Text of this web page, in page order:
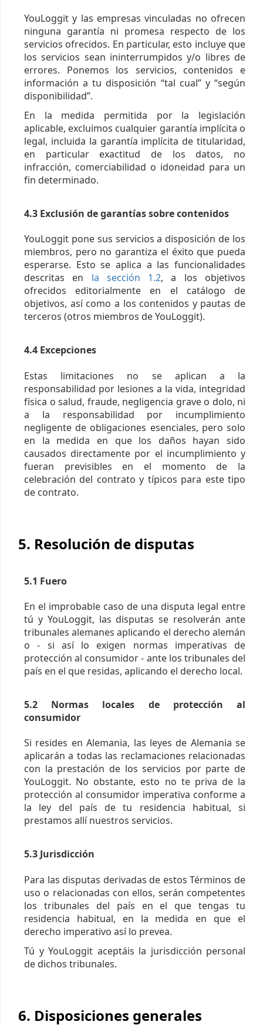
YouLoggit y las empresas vinculadas no ofrecen
ninguna garantía ni promesa respecto de los
servicios ofrecidos. En particular, esto incluye que
los servicios sean ininterrumpidos y/o libres de
errores. Ponemos los servicios, contenidos e
información a tu disposición “tal cual” y “según
disponibilidad”.
En la medida permitida por la legislación
aplicable, excluimos cualquier garantía implícita o
legal, incluida la garantía implícita de titularidad,
en particular exactitud de los datos, no
infracción, comerciabilidad o idoneidad para un
fin determinado.
4.3 Exclusión de garantías sobre contenidos
YouLoggit pone sus servicios a disposición de los
miembros, pero no garantiza el éxito que pueda
esperarse. Esto se aplica a las funcionalidades
descritas en la sección 1.2, a los objetivos
ofrecidos editorialmente en el catálogo de
objetivos, así como a los contenidos y pautas de
terceros (otros miembros de YouLoggit).
4.4 Excepciones
Estas limitaciones no se aplican a la
responsabilidad por lesiones a la vida, integridad
física o salud, fraude, negligencia grave o dolo, ni
a la responsabilidad por incumplimiento
negligente de obligaciones esenciales, pero solo
en la medida en que los daños hayan sido
causados directamente por el incumplimiento y
fueran previsibles en el momento de la
celebración del contrato y típicos para este tipo
de contrato.
5. Resolución de disputas
5.1 Fuero
En el improbable caso de una disputa legal entre
tú y YouLoggit, las disputas se resolverán ante
tribunales alemanes aplicando el derecho alemán
o - si así lo exigen normas imperativas de
protección al consumidor - ante los tribunales del
país en el que residas, aplicando el derecho local.
5.2 Normas locales de protección al
consumidor
Si resides en Alemania, las leyes de Alemania se
aplicarán a todas las reclamaciones relacionadas
con la prestación de los servicios por parte de
YouLoggit. No obstante, esto no te priva de la
protección al consumidor imperativa conforme a
la ley del país de tu residencia habitual, si
prestamos allí nuestros servicios.
5.3 Jurisdicción
Para las disputas derivadas de estos Términos de
uso o relacionadas con ellos, serán competentes
los tribunales del país en el que tengas tu
residencia habitual, en la medida en que el
derecho imperativo así lo prevea.
Tú y YouLoggit aceptáis la jurisdicción personal
de dichos tribunales.
6. Disposiciones generales